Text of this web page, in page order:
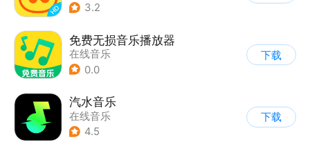
3.2
免费无损音乐播放器
在线音乐
0.0
下载
汽水音乐
在线音乐
4.5
下载